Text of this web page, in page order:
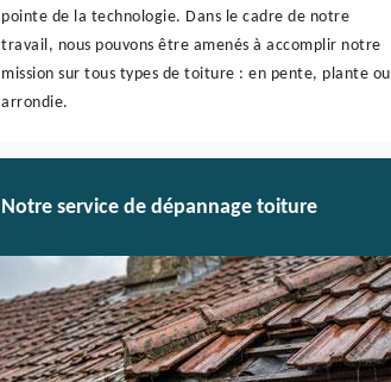
pointe de la technologie. Dans le cadre de notre
travail, nous pouvons être amenés à accomplir notre
mission sur tous types de toiture : en pente, plante ou
arrondie.
Notre service de dépannage toiture